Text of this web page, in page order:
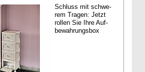
Schluss mit schwe­
rem Tra­gen: Jetzt
rol­len Sie Ih­re Auf­
be­wah­rungs­box